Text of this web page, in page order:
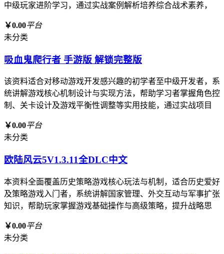
中级玩家进阶学习，通过实战案例解析培养综合战术素养，
￥0.00平台
未分类
吸血鬼爬行者 手游版 解锁完整版
该资料适合对移动游戏开发感兴趣的初学者至中级开发者，系
统讲解游戏核心机制设计与实现方法，帮助学习者掌握角色控
制、关卡设计及游戏平衡性调整等实用技能，通过实战项目
￥0.00平台
未分类
欧陆风云5V1.3.11全DLC中文
本资料全面覆盖历史策略游戏核心玩法与机制，适合历史爱好
及策略游戏入门者，系统讲解国家管理、外交互动与军事扩张
知识，帮助玩家掌握游戏基础操作与高级策略，提升战略思
￥0.00平台
未分类